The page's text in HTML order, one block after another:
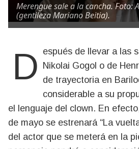
Merengue sale a la cancha. Foto:
(gentileza Mariano Beitia).
Después de llevar a las salas obras de
Nikolai Gogol o de
de trayectoria en
considerable a su
el lenguaje del clown. En
de mayo se estrenará “La
del actor que se meterá en la